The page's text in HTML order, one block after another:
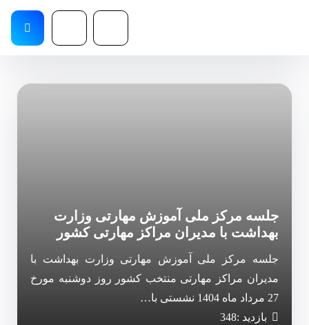
جلسه مرکز ملی آموزش مهارتی وزارت
بهداشت با مدیران مراکز مهارتی کشور
جلسه مرکز ملی آموزش مهارتی وزارت بهداشت با
مدیران مراکز مهارتی منتخب کشور روز دوشنبه مورخ
27 مرداد ماه 1404 نشستی با…
بازدید :348